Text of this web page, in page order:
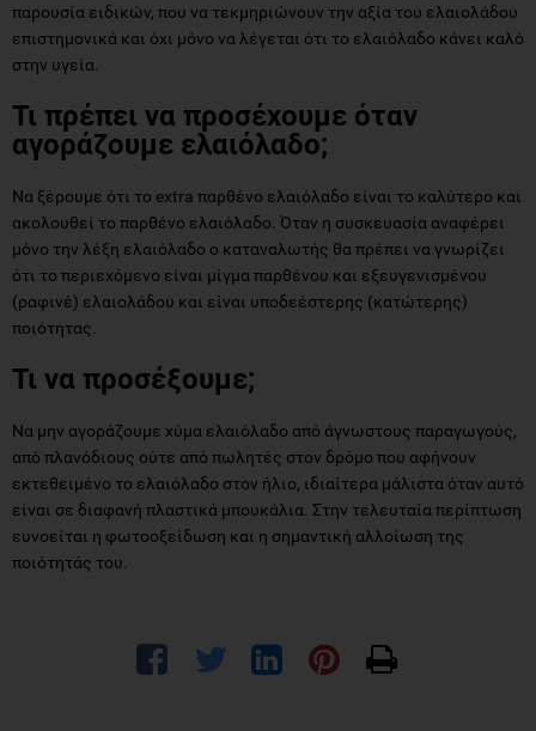
παρουσία ειδικών, που να τεκμηριώνουν την αξία του ελαιολάδου
επιστημονικά και όχι μόνο να λέγεται ότι το ελαιόλαδο κάνει καλό
στην υγεία.
Τι πρέπει να προσέχουμε όταν
αγοράζουμε ελαιόλαδο;
Να ξέρουμε ότι το extra παρθένο ελαιόλαδο είναι το καλύτερο και
ακολουθεί το παρθένο ελαιόλαδο. Όταν η συσκευασία αναφέρει
μόνο την λέξη ελαιόλαδο ο καταναλωτής θα πρέπει να γνωρίζει
ότι το περιεχόμενο είναι μίγμα παρθένου και εξευγενισμένου
(ραφινέ) ελαιολάδου και είναι υποδεέστερης (κατώτερης)
ποιότητας.
Τι να προσέξουμε;
Να μην αγοράζουμε χύμα ελαιόλαδο από άγνωστους παραγωγούς,
από πλανόδιους ούτε από πωλητές στον δρόμο που αφήνουν
εκτεθειμένο το ελαιόλαδο στον ήλιο, ιδιαίτερα μάλιστα όταν αυτό
είναι σε διαφανή πλαστικά μπουκάλια. Στην τελευταία περίπτωση
ευνοείται η φωτοοξείδωση και η σημαντική αλλοίωση της
ποιότητάς του.